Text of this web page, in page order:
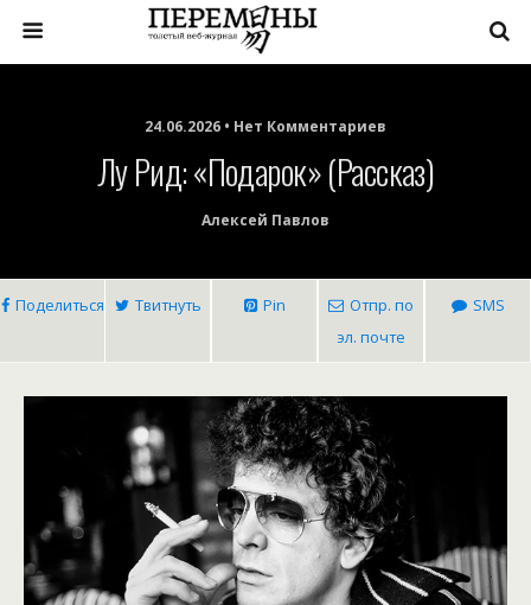
24.06.2026 • Нет Комментариев
Лу Рид: «Подарок» (рассказ)
Алексей Павлов
Поделиться Твитнуть Pin
Отпр. по
эл. почте
SMS